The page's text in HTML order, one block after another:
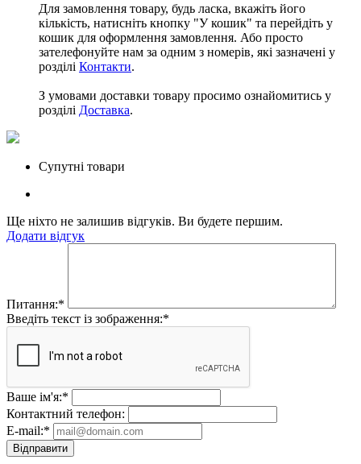
Для замовлення товару, будь ласка, вкажіть його
кількість, натисніть кнопку "У кошик" та перейдіть у
кошик для оформлення замовлення. Або просто
зателефонуйте нам за одним з номерів, які зазначені у
розділі Контакти.
З умовами доставки товару просимо ознайомитись у
розділі Доставка.
Супутні товари
Ще ніхто не залишив відгуків. Ви будете першим.
Додати відгук
Питання:*
Введіть текст із зображення:*
Ваше ім'я:*
Контактний телефон:
E-mail:*
Відправити